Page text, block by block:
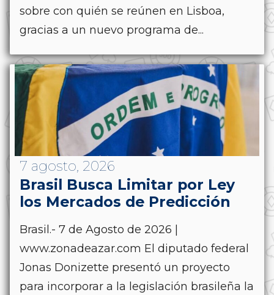
sobre con quién se reúnen en Lisboa,
gracias a un nuevo programa de...
7 agosto, 2026
Brasil Busca Limitar por Ley
los Mercados de Predicción
Brasil.- 7 de Agosto de 2026 |
www.zonadeazar.com El diputado federal
Jonas Donizette presentó un proyecto
para incorporar a la legislación brasileña la